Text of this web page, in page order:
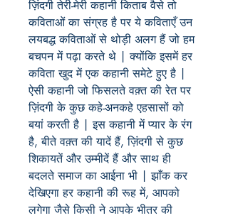
ज़िंदगी तेरी-मेरी कहानी किताब वैसे तो
कविताओं का संग्रह है पर ये कविताएँ उन
लयबद्ध कविताओं से थोड़ी अलग हैं जो हम
बचपन में पढ़ा करते थे |क्योंकि इसमें हर
कविता खुद में एक कहानी समेटे हुए है
ऐसी कहानी जो फिसलते वक़्त की रेत पर
ज़िंदगी के कुछ कहे-अनकहे एहसासों को
बयां करती है |इस कहानी में प्यार के रंग
है,बीते वक़्त की यादें हैं,ज़िंदगी से कुछ
शिकायतें और उम्मीदें हैं और साथ ही
बदलते समाज का आईना भी |झाँक कर
देखिएगा हर कहानी की रूह में, आपको
लगेगा जैसे किसी ने आपके भीतर की